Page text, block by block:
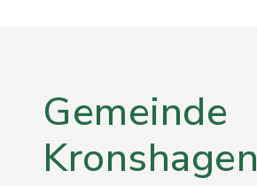
Gemeinde
Kronshagen